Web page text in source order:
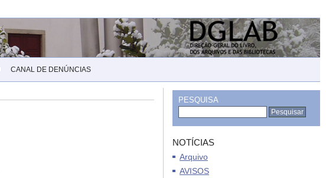
CANAL DE DENÚNCIAS
PESQUISA
NOTÍCIAS
Arquivo
AVISOS